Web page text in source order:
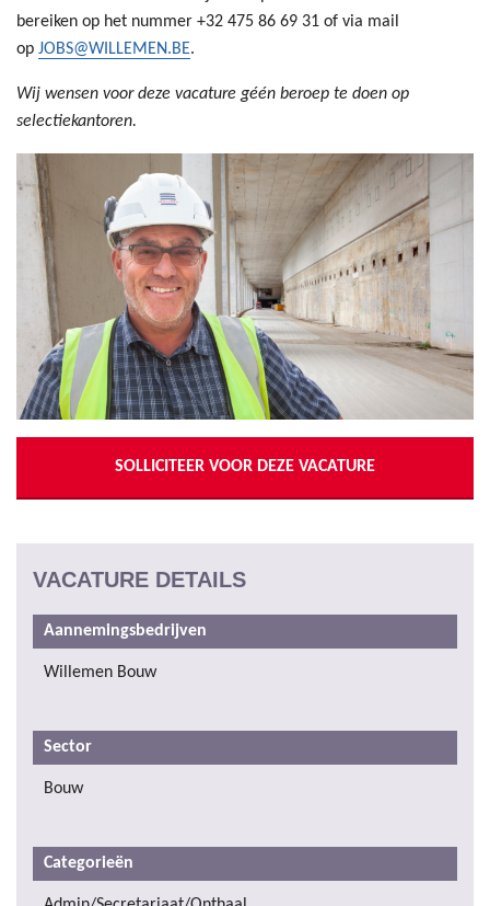
bereiken op het nummer +32 475 86 69 31 of via mail
op JOBS@WILLEMEN.BE.
Wij wensen voor deze vacature géén beroep te doen op
selectiekantoren.
SOLLICITEER VOOR DEZE VACATURE
VACATURE DETAILS
Aannemingsbedrijven
Willemen Bouw
Sector
Bouw
Categorieën